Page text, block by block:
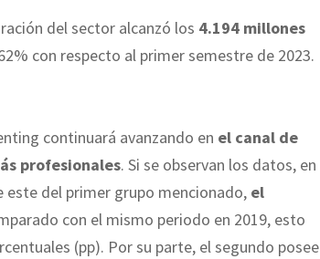
del sector alcanzó los 4.194 millones
con respecto al primer semestre de 2023.
continuará avanzando en el canal de
profesionales. Si se observan los datos, en
este del primer grupo mencionado, el
con el mismo periodo en 2019, esto
(pp). Por su parte, el segundo posee